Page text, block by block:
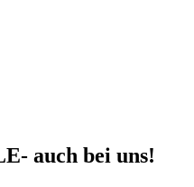
auch bei uns!